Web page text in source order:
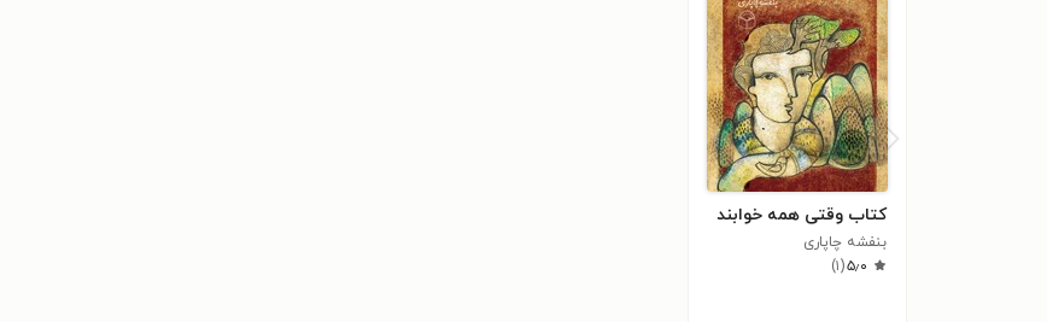
کتاب وقتی همه خوابند
بنفشه چاپاری
۵٫۰(۱)